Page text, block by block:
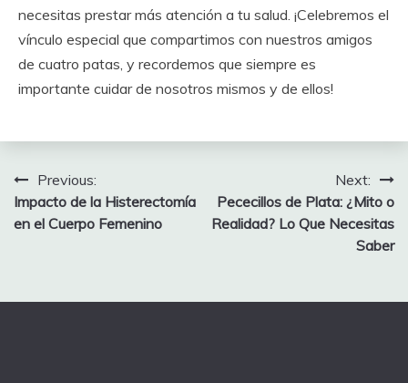
necesitas prestar más atención a tu salud. ¡Celebremos el
vínculo especial que compartimos con nuestros amigos
de cuatro patas, y recordemos que siempre es
importante cuidar de nosotros mismos y de ellos!
Post
navigation
Previous:
Impacto de la Histerectomía
en el Cuerpo Femenino
Next:
Pececillos de Plata: ¿Mito o
Realidad? Lo Que Necesitas
Saber